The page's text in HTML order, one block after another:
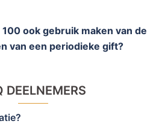
100 ook gebruik maken van de
van een periodieke gift?
DEELNEMERS